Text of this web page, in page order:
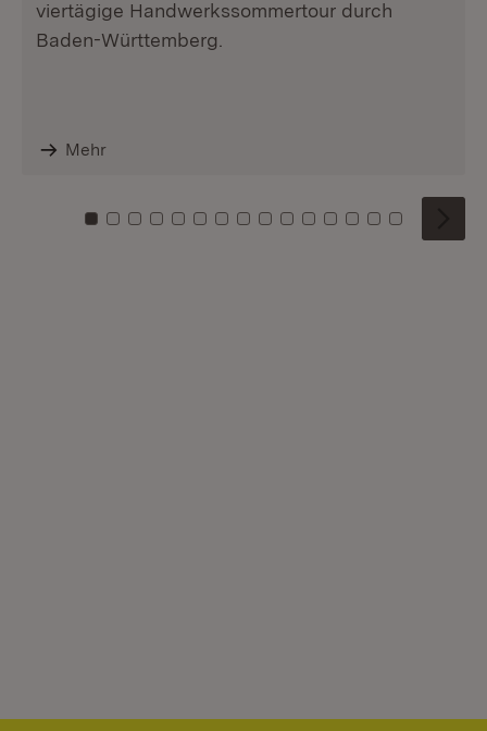
viertägige Handwerkssommertour durch
Baden-Württemberg.
Mehr
Zu Kachel: 0
Zu Kachel: 1
Zu Kachel: 2
Zu Kachel: 3
Zu Kachel: 4
Zu Kachel: 5
Zu Kachel: 6
Zu Kachel: 7
Zu Kachel: 8
Zu Kachel: 9
Zu Kachel: 10
Zu Kachel: 11
Zu Kachel: 12
Zu Kachel:
Zu